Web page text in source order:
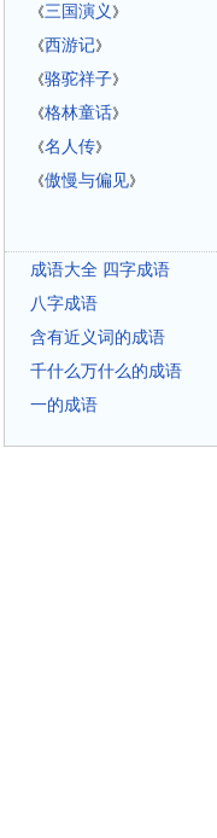
《三国演义 》
《西游记》
《骆驼祥子》
《格林童话》
《名人传》
《傲慢与偏见》
成语大全 四字成语
八字成语
含有近义词的成语
千什么万什么的成语
一的成语